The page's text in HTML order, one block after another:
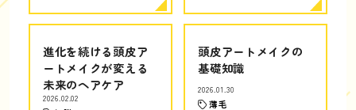
進化を続ける頭皮ア
ートメイクが変える
未来のヘアケア
2026.02.02
頭皮アートメイクの
基礎知識
2026.01.30
薄毛